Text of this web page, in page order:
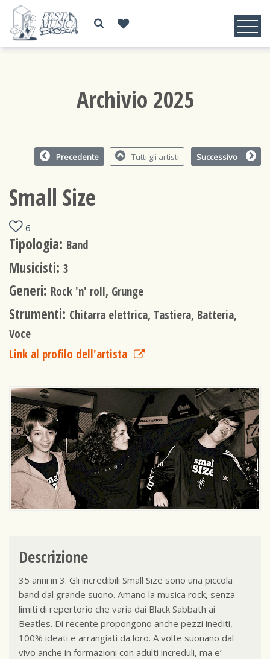
Archivio 2025
Precedente Tutti gli artisti Successivo
Small Size
6
Tipologia: Band
Musicisti: 3
Generi: Rock 'n' roll, Grunge
Strumenti: Chitarra elettrica, Tastiera, Batteria,
Voce
Link al profilo dell'artista
Descrizione
35 anni in 3. Gli incredibili Small Size sono una piccola
band dal grande suono. Amano la musica rock, senza
limiti di repertorio che varia dai Black Sabbath ai
Beatles. Di recente propongono anche pezzi inediti,
100% ideati e arrangiati da loro. A volte suonano dal
vivo anche in formazioni con adulti increduli, ma e’